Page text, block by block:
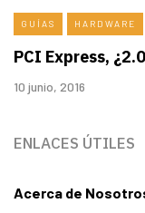
GUÍAS HARDWARE
PCI Express,
10 junio, 2016
ENLACES ÚTILES
Acerca de